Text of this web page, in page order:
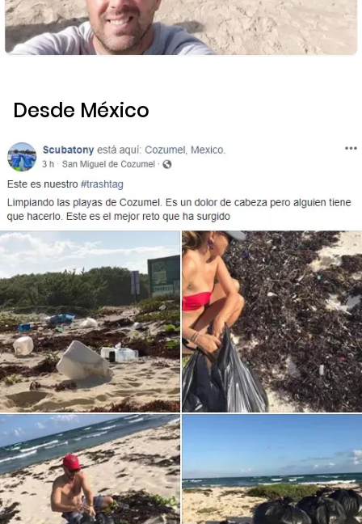
Desde México